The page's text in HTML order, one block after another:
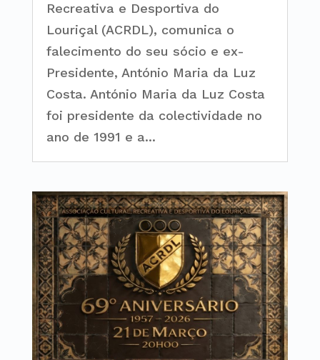
Recreativa e Desportiva do
Louriçal (ACRDL), comunica o
falecimento do seu sócio e ex-
Presidente, António Maria da Luz
Costa. António Maria da Luz Costa
foi presidente da colectividade no
ano de 1991 e a...